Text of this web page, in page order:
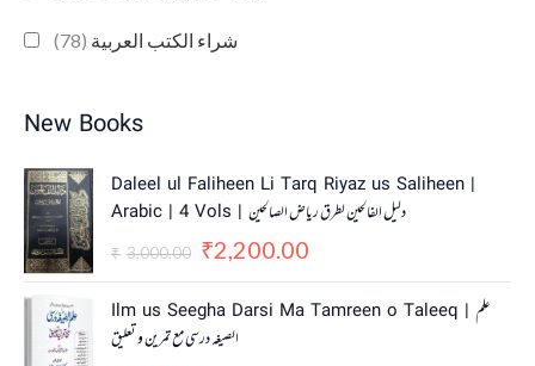
شراء الكتب العربية (78)
New Books
Daleel ul Faliheen Li Tarq Riyaz us Saliheen |
Arabic | 4 Vols | دلیل الفالحین لطرق ریاض الصالحین
₹ 3,000.00
O
i
g
n
a
l
₹2,200.00
u
r
r
t
Ilm us Seegha Darsi Ma Tamreen o Taleeq | علم
الصیغہ درسی مع تمرین و تعلیق